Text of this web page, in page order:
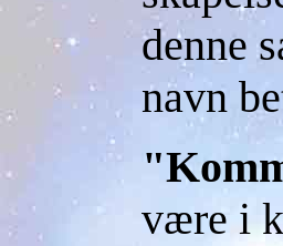
denne
navn
være i